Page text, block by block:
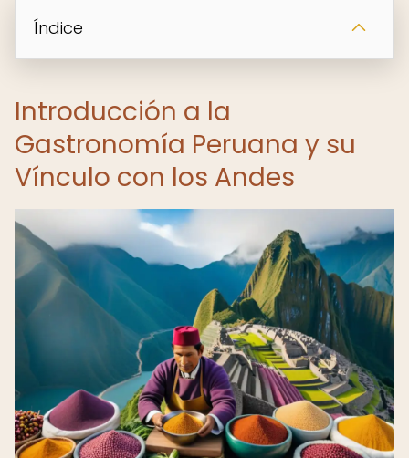
Índice
Introducción a la
Gastronomía Peruana y su
Vínculo con los Andes